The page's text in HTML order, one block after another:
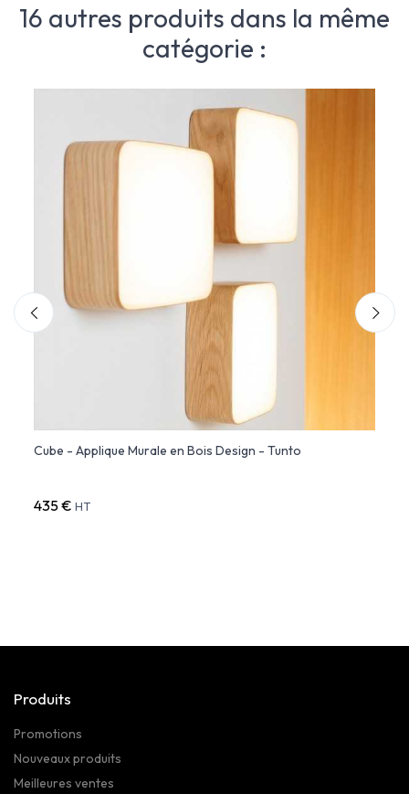
16 autres produits dans la même
catégorie :
Cube - Applique Murale en Bois Design - Tunto
435 € HT
Produits
Promotions
Nouveaux produits
Meilleures ventes